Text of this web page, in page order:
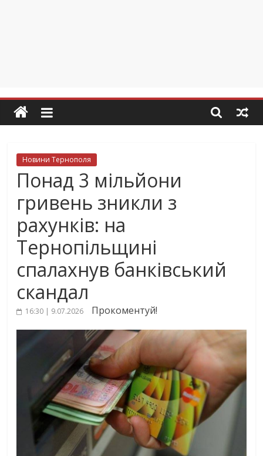
Новини Тернополя
Понад 3 мільйони
гривень зникли з
рахунків: на
Тернопільщині
спалахнув банківський
скандал
16:30 | 9.07.2026 Прокоментуй!